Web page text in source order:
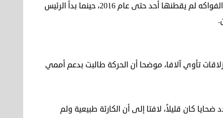
كذلك لفت إلى أن المنطقة المنكوبة كانت منطقة أراض لزراعة الفواكه لم يقطنها أحد حتى عام 2016، حينما بدأ الرئيس
بمثل هذه الانزلاقات تأوي آلافا، موضحا أن الحركة طالبت بدعم أممي
انزلاقات أخرى لكن عدد ضحايا كان قليلاً، لافتا إلى أن الكارثة طبيعية ولم